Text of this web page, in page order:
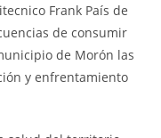
Frank País de
de consumir
de Morón las
y enfrentamiento